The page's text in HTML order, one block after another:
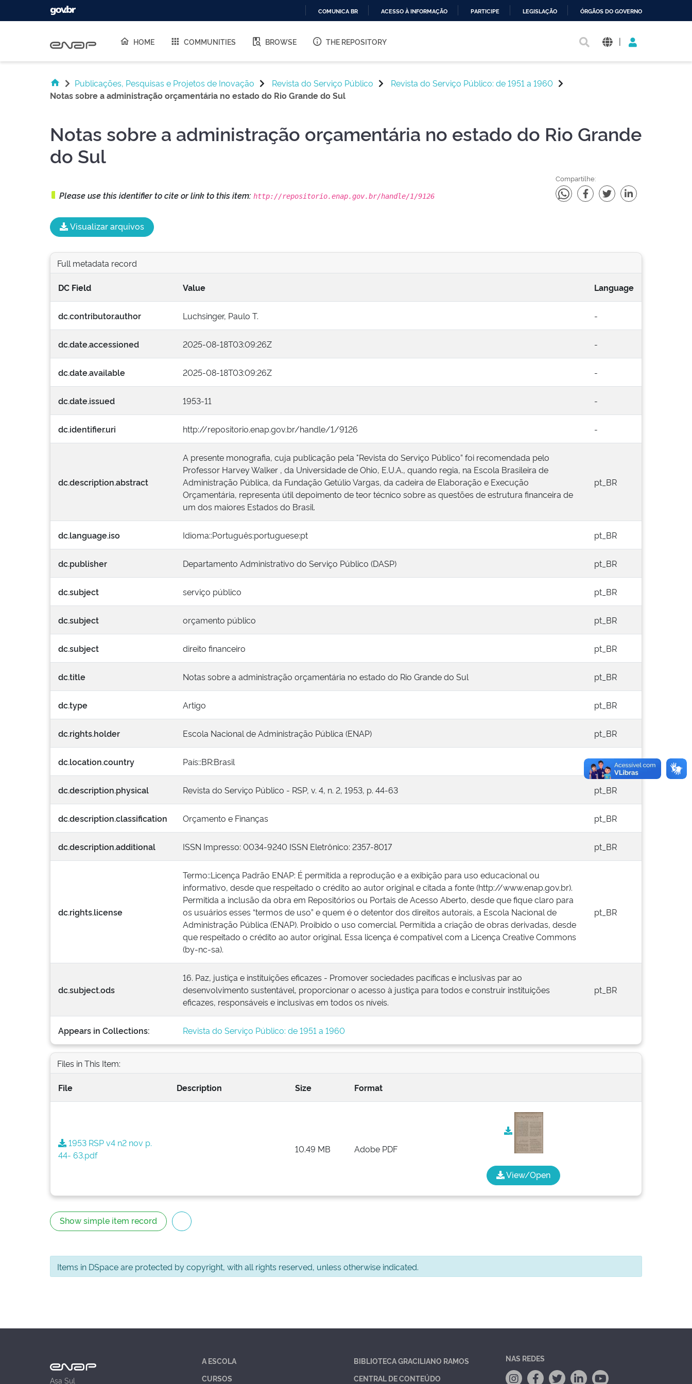
O
COMUNICA BR ACESSO À INFORMAÇÃO PARTICIPE LEGISLAÇÃO ÓRGÃOS DO GOVERNO
HOME COMMUNITIES BROWSE THE REPOSITORY |
Publicações, Pesquisas e Projetos de Inovação Revista do Serviço Público
Revista do Serviço Público: de 1951 a 1960
Notas sobre a administração orçamentária no estado do Rio Grande do Sul
Notas sobre a administração orçamentária no estado do Rio Grande
do Sul
Please use this identifier to cite or link to this item: http://repositorio.enap.gov.br/handle/1/9126
Compartilhe:
Visualizar arquivos
Full metadata record
DC Field Value Language
dc.contributor.author Luchsinger, Paulo T. -
dc.date.accessioned 2025-08-18T03:09:26Z -
dc.date.available 2025-08-18T03:09:26Z -
dc.date.issued 1953-11 -
dc.identifier.uri http://repositorio.enap.gov.br/handle/1/9126 -
dc.description.abstract
A presente monografia, cuja publicação pela "Revista do Serviço Público” foi recomendada pelo
Professor Harvey Walker , da Universidade de Ohio, E.U.A., quando regia, na Escola Brasileira de
Administração Pública, da Fundação Getúlio Vargas, da cadeira de Elaboração e Execução
Orçamentária, representa útil depoimento de teor técnico sobre as questões de estrutura financeira de
um dos maiores Estados do Brasil.
pt_BR
dc.language.iso Idioma::Português:portuguese:pt pt_BR
dc.publisher Departamento Administrativo do Serviço Público (DASP) pt_BR
dc.subject serviço público pt_BR
dc.subject orçamento público pt_BR
dc.subject direito financeiro pt_BR
dc.title Notas sobre a administração orçamentária no estado do Rio Grande do Sul pt_BR
dc.type Artigo pt_BR
dc.rights.holder Escola Nacional de Administração Pública (ENAP) pt_BR
dc.location.country País::BR:Brasil pt_BR
dc.description.physical Revista do Serviço Público - RSP, v. 4, n. 2, 1953, p. 44-63 pt_BR
dc.description.classification Orçamento e Finanças pt_BR
dc.description.additional ISSN Impresso: 0034-9240 ISSN Eletrônico: 2357-8017 pt_BR
dc.rights.license
Termo::Licença Padrão ENAP: É permitida a reprodução e a exibição para uso educacional ou
informativo, desde que respeitado o crédito ao autor original e citada a fonte (http://www.enap.gov.br).
Permitida a inclusão da obra em Repositórios ou Portais de Acesso Aberto, desde que fique claro para
os usuários esses “termos de uso” e quem é o detentor dos direitos autorais, a Escola Nacional de
Administração Pública (ENAP). Proibido o uso comercial. Permitida a criação de obras derivadas, desde
que respeitado o crédito ao autor original. Essa licença é compatível com a Licença Creative Commons
(by-nc-sa).
pt_BR
dc.subject.ods
16. Paz, justiça e instituições eficazes - Promover sociedades pacíficas e inclusivas par ao
desenvolvimento sustentável, proporcionar o acesso à justiça para todos e construir instituições
eficazes, responsáveis e inclusivas em todos os níveis.
pt_BR
Appears in Collections: Revista do Serviço Público: de 1951 a 1960
Files in This Item:
File Description Size Format
1953 RSP v4 n2 nov p.
44- 63.pdf
10.49 MB Adobe PDF
View/Open
Show simple item record
Items in DSpace are protected by copyright, with all rights reserved, unless otherwise indicated.
Asa Sul
A ESCOLA
CURSOS
BIBLIOTECA GRACILIANO RAMOS
CENTRAL DE CONTEÚDO
NAS REDES